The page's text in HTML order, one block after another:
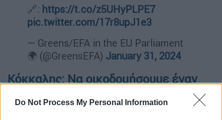
Do Not Process My Personal Information
🔗: https://t.co/z5UHyPLPE7
pic.twitter.com/17r8upJ1e3
— Greens/EFA in the EU Parliament
🌍 (@GreensEFA) January 31, 2024
Κόκκαλης: Nα οικοδομήσουμε έναν